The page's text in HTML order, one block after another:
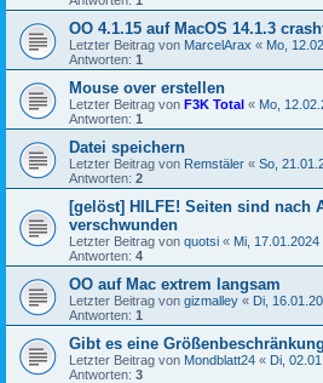
OO 4.1.15 auf MacOS 14.1.3
Letzter Beitrag von MarcelArax « Mo,
Antworten: 1
Mouse over erstellen
Letzter Beitrag von F3K Total « Mo,
Antworten: 1
Datei speichern
Letzter Beitrag von Remstäler « So,
Antworten: 2
[gelöst] HILFE! Seiten sind nach
verschwunden
Letzter Beitrag von quotsi « Mi, 17.01.2024
Antworten: 4
OO auf Mac extrem langsam
Letzter Beitrag von gizmalley « Di,
Antworten: 1
Gibt es eine
Letzter Beitrag von Mondblatt24 « Di,
Antworten: 3